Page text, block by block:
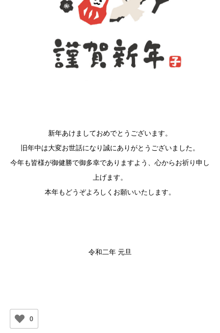
新年あけましておめでとうございます。
旧年中は大変お世話になり誠にありがとうございました。
今年も皆様が御健勝で御多幸でありますよう、心からお祈り申し
上げます。
本年もどうぞよろしくお願いいたします。
令和二年 元旦
0